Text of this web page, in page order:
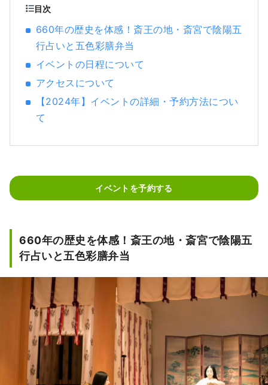
目次
660年の歴史を体感！斎王の地・斎宮で陰陽五
行占いと五色彩膳弁当
イベントの日程について
アクセスについて
【2024年】イベントの詳細・予約方法につい
て
イベントを予約する
660年の歴史を体感！斎王の地・斎宮で陰陽五
行占いと五色彩膳弁当